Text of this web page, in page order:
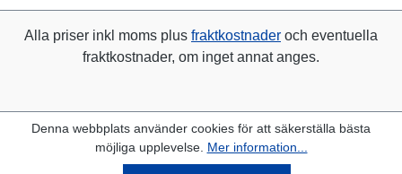
Alla priser inkl moms plus fraktkostnader och eventuella
fraktkostnader, om inget annat anges.
Denna webbplats använder cookies för att säkerställa bästa
möjliga upplevelse. Mer information...